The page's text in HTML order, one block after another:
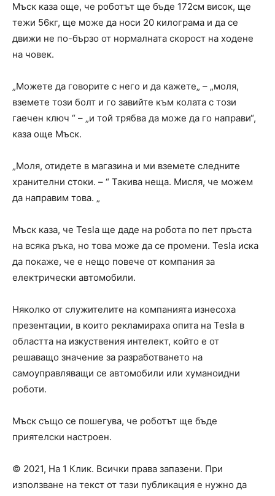
Мъск каза още, че роботът ще бъде 172см висок, ще
тежи 56кг, ще може да носи 20 килограма и да се
движи не по-бързо от нормалната скорост на ходене
на човек.
„Можете да говорите с него и да кажете„ – „моля,
вземете този болт и го завийте към колата с този
гаечен ключ “ – „и той трябва да може да го направи“,
каза още Мъск.
„Моля, отидете в магазина и ми вземете следните
хранителни стоки. – “ Такива неща. Мисля, че можем
да направим това. „
Мъск каза, че Tesla ще даде на робота по пет пръста
на всяка ръка, но това може да се промени. Tesla иска
да покаже, че е нещо повече от компания за
електрически автомобили.
Няколко от служителите на компанията изнесоха
презентации, в които рекламираха опита на Tesla в
областта на изкуствения интелект, който е от
решаващо значение за разработването на
самоуправляващи се автомобили или хуманоидни
роботи.
Мъск също се пошегува, че роботът ще бъде
приятелски настроен.
© 2021, На 1 Клик. Всички права запазени. При
използване на текст от тази публикация е нужно да